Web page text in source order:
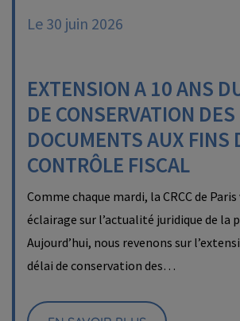
Le 30 juin 2026
EXTENSION A 10 ANS
DE CONSERVATION DES
DOCUMENTS AUX FINS
CONTRÔLE FISCAL
Comme chaque mardi, la CRCC de
éclairage sur l’actualité juridique de la
Aujourd’hui, nous revenons sur
délai de conservation des…